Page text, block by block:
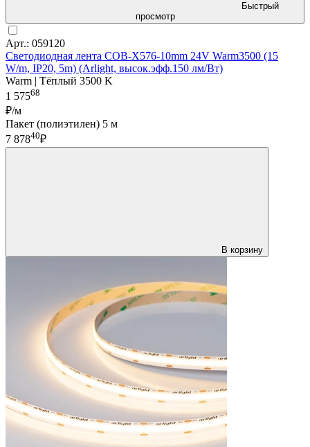
Быстрый
просмотр
Арт.: 059120
Светодиодная лента COB-X576-10mm 24V Warm3500 (15
W/m, IP20, 5m) (Arlight, высок.эфф.150 лм/Вт)
Warm | Тёплый 3500 K
1 57568
₽/м
Пакет (полиэтилен) 5 м
7 87840₽
В корзину